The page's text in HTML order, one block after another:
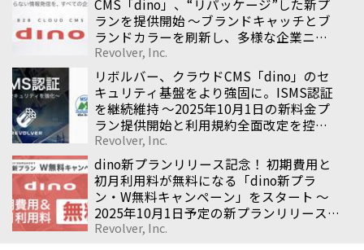
CMS「dino」、“リパッケージ”した新プ
ランを提供開始 〜ブランドキャッチとブ
ランドカラーを刷新し、多様な企業ニー
ズに応えるCMSへ〜
Revolver, Inc.
リボルバー、クラウドCMS「dino」のセ
キュリティ基盤をより強固に。ISMS認証
を継続維持 〜2025年10月1日の新料金プ
ラン提供開始と利用規約全面改定を控
え、企業サイト全般を支える安心の基盤
を整備〜
Revolver, Inc.
dino新プランリリース記念！ 初期費用と
初月利用料が無料になる「dino新プラ
ン・W無料キャンペーン」をスタート 〜
2025年10月1日予定の新プランリリース
を記念し、期間限定の特別キャンペーン
Revolver, Inc.